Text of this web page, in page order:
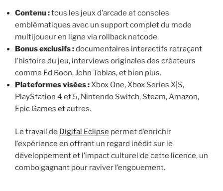
Contenu :tous les jeux d’arcade et consoles
emblématiques avec un support complet du mode
multijoueur en ligne via rollback netcode.
Bonus exclusifs :documentaires interactifs retraçant
l’histoire du jeu, interviews originales des créateurs
comme Ed Boon, John Tobias, et bien plus.
Plateformes visées :Xbox One, Xbox Series X|S,
PlayStation 4 et 5, Nintendo Switch, Steam, Amazon,
Epic Games et autres.
Le travail de Digital Eclipse permet d’enrichir
l’expérience en offrant un regard inédit sur le
développement et l’impact culturel de cette licence, un
combo gagnant pour raviver l’engouement.